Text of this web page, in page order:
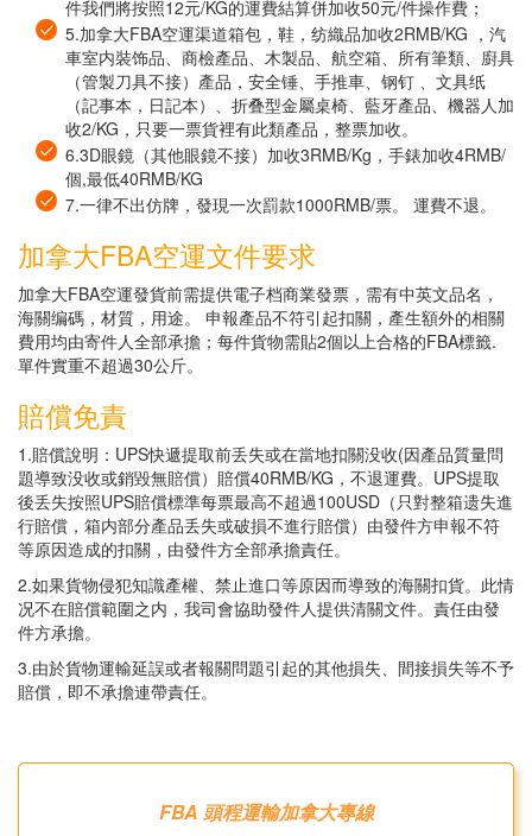
件我們將按照12元/KG的運費結算併加收50元/件操作費；
5.加拿大FBA空運渠道箱包，鞋，纺織品加收2RMB/KG ，汽
車室内裝饰品、商檢產品、木製品、航空箱、所有筆類、廚具
（管製刀具不接）產品，安全锤、手推車、钢钉 、文具纸
（記事本，日記本）、折叠型金屬桌椅、藍牙產品、機器人加
收2/KG，只要一票貨裡有此類產品，整票加收。
6.3D眼鏡（其他眼鏡不接）加收3RMB/Kg，手錶加收4RMB/
個,最低40RMB/KG
7.一律不出仿牌，發現一次罰款1000RMB/票。 運費不退。
加拿大FBA空運文件要求
加拿大FBA空運發貨前需提供電子档商業發票，需有中英文品名，
海關编碼，材質，用途。 申報產品不符引起扣關，產生額外的相關
費用均由寄件人全部承擔；每件貨物需貼2個以上合格的FBA標籤.
單件實重不超過30公斤。
賠償免責
1.賠償說明：UPS快遞提取前丢失或在當地扣關没收(因產品質量問
題導致没收或銷毀無賠償）賠償40RMB/KG，不退運費。UPS提取
後丢失按照UPS賠償標準每票最高不超過100USD（只對整箱遗失進
行賠償，箱内部分產品丢失或破損不進行賠償）由發件方申報不符
等原因造成的扣關，由發件方全部承擔責任。
2.如果貨物侵犯知識產權、禁止進口等原因而導致的海關扣貨。此情
况不在賠償範圍之内，我司會協助發件人提供清關文件。責任由發
件方承擔。
3.由於貨物運輸延誤或者報關問題引起的其他損失、間接損失等不予
賠償，即不承擔連帶責任。
FBA 頭程運輸加拿大專線